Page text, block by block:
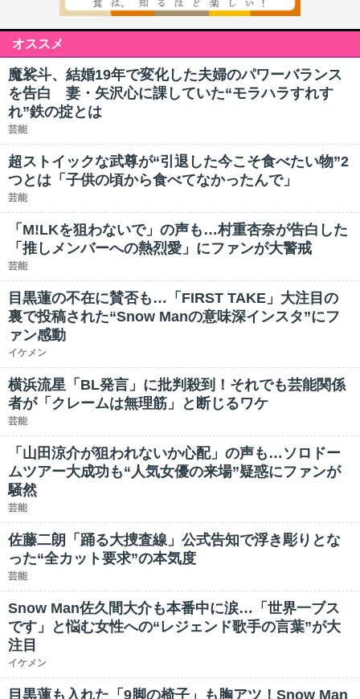
オススメ
魔裟斗、結婚19年で変化した夫婦のパワーバランス
を告白 妻・矢沢心に課していた“モラハラすれす
れ”鉄の掟とは
芸能
超ストイックな武尊が“引退した今こそ食べたい物”2
つとは「子供の頃から食べてなかったんで」
芸能
「M!LKを狙わないで」の声も…村重杏奈が告白した
「推しメンバーへの熱烈愛」にファンが大警戒
芸能
目黒蓮の不在に賛否も…「FIRST TAKE」大注目の
裏で投稿された“Snow Manの意味深インスタ”にフ
ァン感動
イケメン
横浜流星「BL発言」に批判殺到！それでも芸能関係
者が「クレームは無理筋」と断じるワケ
芸能
「山田涼介が狙われないか心配」の声も…ソロドー
ムツアー大成功も“人気女優の来場”疑惑にファンが
騒然
芸能
佐藤二朗「踊る大捜査線」公式告知で浮き彫りとな
った“全カット要求”の本気度
芸能
Snow Man佐久間大介も本番中に涙…「世界一ブス
です」と悩む女性への“レジェンド歌手の言葉”が大
注目
イケメン
目黒蓮も入れた「9脚の椅子」も胸アツ！Snow Man